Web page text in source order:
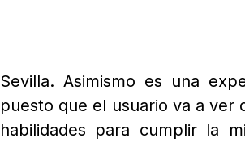
Sevilla. Asimismo es una
puesto que el usuario va a ver
habilidades para cumplir la